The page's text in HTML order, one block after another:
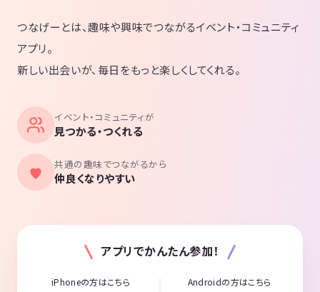
つなげーとは、趣味や興味でつながるイベント・コミュニティ
アプリ。
新しい出会いが、毎日をもっと楽しくしてくれる。
イベント・コミュニティが
見つかる・つくれる
共通の趣味でつながるから
仲良くなりやすい
アプリでかんたん参加！
iPhoneの方はこちら Androidの方はこちら